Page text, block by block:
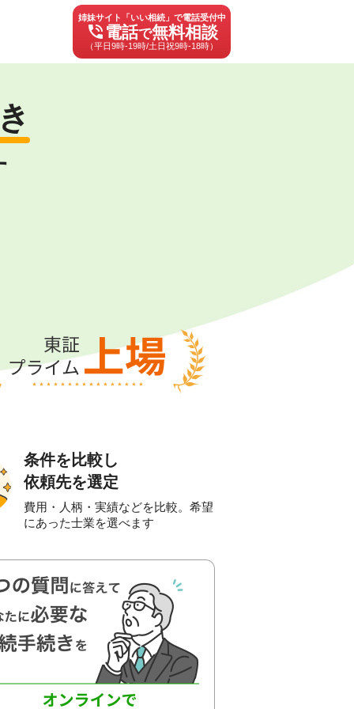
姉妹サイト「いい相続」で電話受付中
phone_in_talk 電話で無料相談
（平日9時-19時/土日祝9時-18時）
条件を比較し
依頼先を選定
費用・人柄・実績などを比較。希望
にあった士業を選べます